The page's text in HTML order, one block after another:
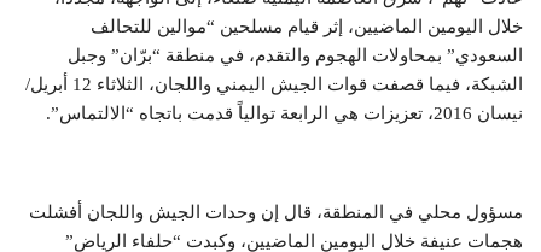
خلال اليومين الماضيين، إثر قيام مسلحين “موالين للتحالف
السعودي” بمحاولات الهجوم والتقدم، في منطقة “برّان” وجبل
الشبكة، فيما قصفت قوات الجيش اليمني واللجان، الثلاثاء 12 أبريل/
نيسان 2016، تعزيزات هي الرابعة توالياً قدمت باتجاه “الالتماس”.
مسؤول محلي في المنطقة، قال إن وحدات الجيش واللجان أفشلت
هجمات عنيفة خلال اليومين الماضيين، وكبدت “حلفاء الرياض”